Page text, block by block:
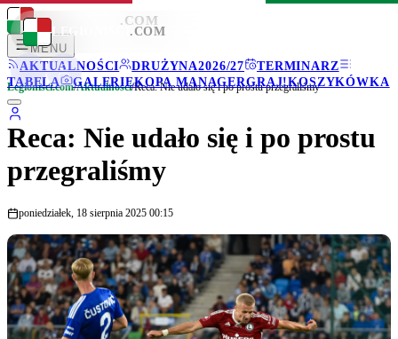
LEGIONISCI .COM
MENU
AKTUALNOŚCI
DRUŻYNA2026/27
TERMINARZ
TABELA
GALERIEKOPA MANAGERGRAJ!KOSZYKÓWKA
LEGIONISCI .COM
Legionisci.com/Aktualności/Reca: Nie udało się i po prostu przegraliśmy
Reca: Nie udało się i po prostu
przegraliśmy
poniedziałek, 18 sierpnia 2025 00:15